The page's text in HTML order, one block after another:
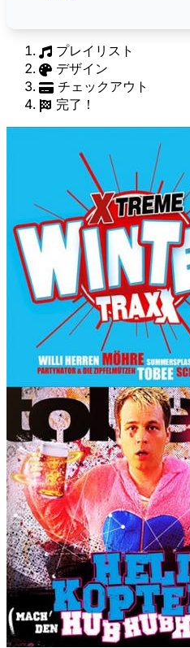
プレイリスト
デザイン
チェックアウト
完了！